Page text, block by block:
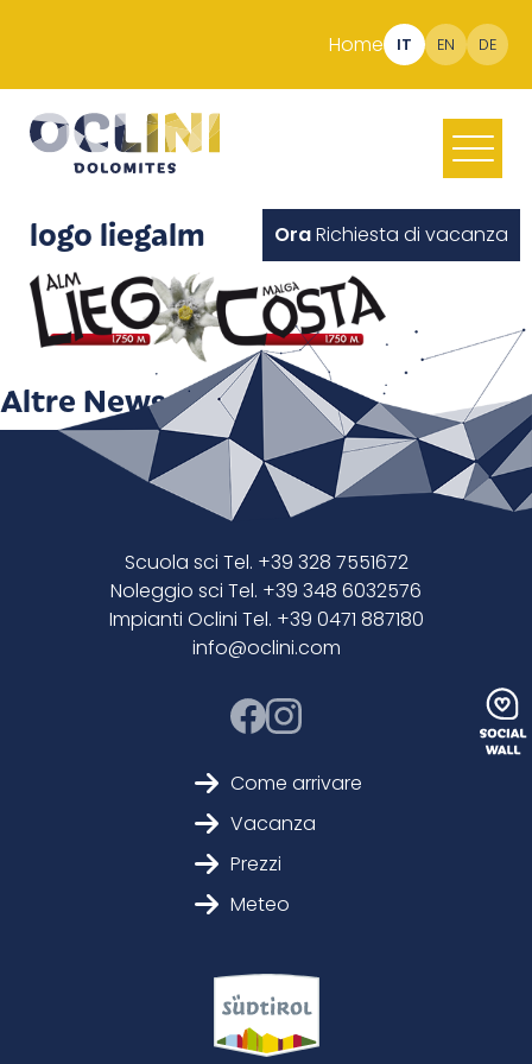
Home IT EN DE
OraRichiesta di vacanza
logo liegalm
Altre News
Scuola sci Tel. +39 328 7551672
Noleggio sci Tel. +39 348 6032576
Impianti Oclini Tel. +39 0471 887180
info@oclini.com
Come arrivare
Vacanza
Prezzi
Meteo